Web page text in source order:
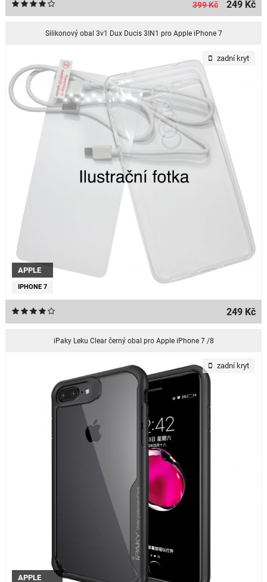
399 Kč 249 Kč
Silikonový obal 3v1 Dux Ducis 3IN1 pro Apple iPhone 7
APPLE
IPHONE 7
zadní kryt
249 Kč
iPaky Leku Clear černý obal pro Apple iPhone 7 /8
APPLE
zadní kryt